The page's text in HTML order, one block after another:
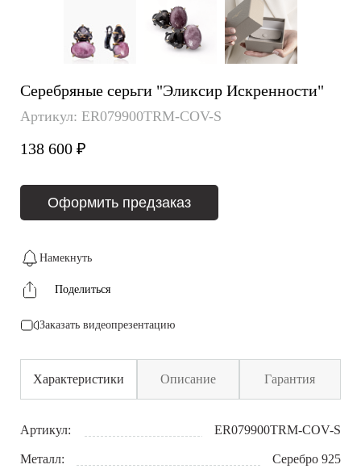
Серебряные серьги "Эликсир Искренности"
Артикул: ER079900TRM-COV-S
138 600 ₽
Оформить предзаказ
Намекнуть
Поделиться
Заказать видеопрезентацию
Характеристики Описание Гарантия
Артикул: ER079900TRM-COV-S
Металл: Серебро 925